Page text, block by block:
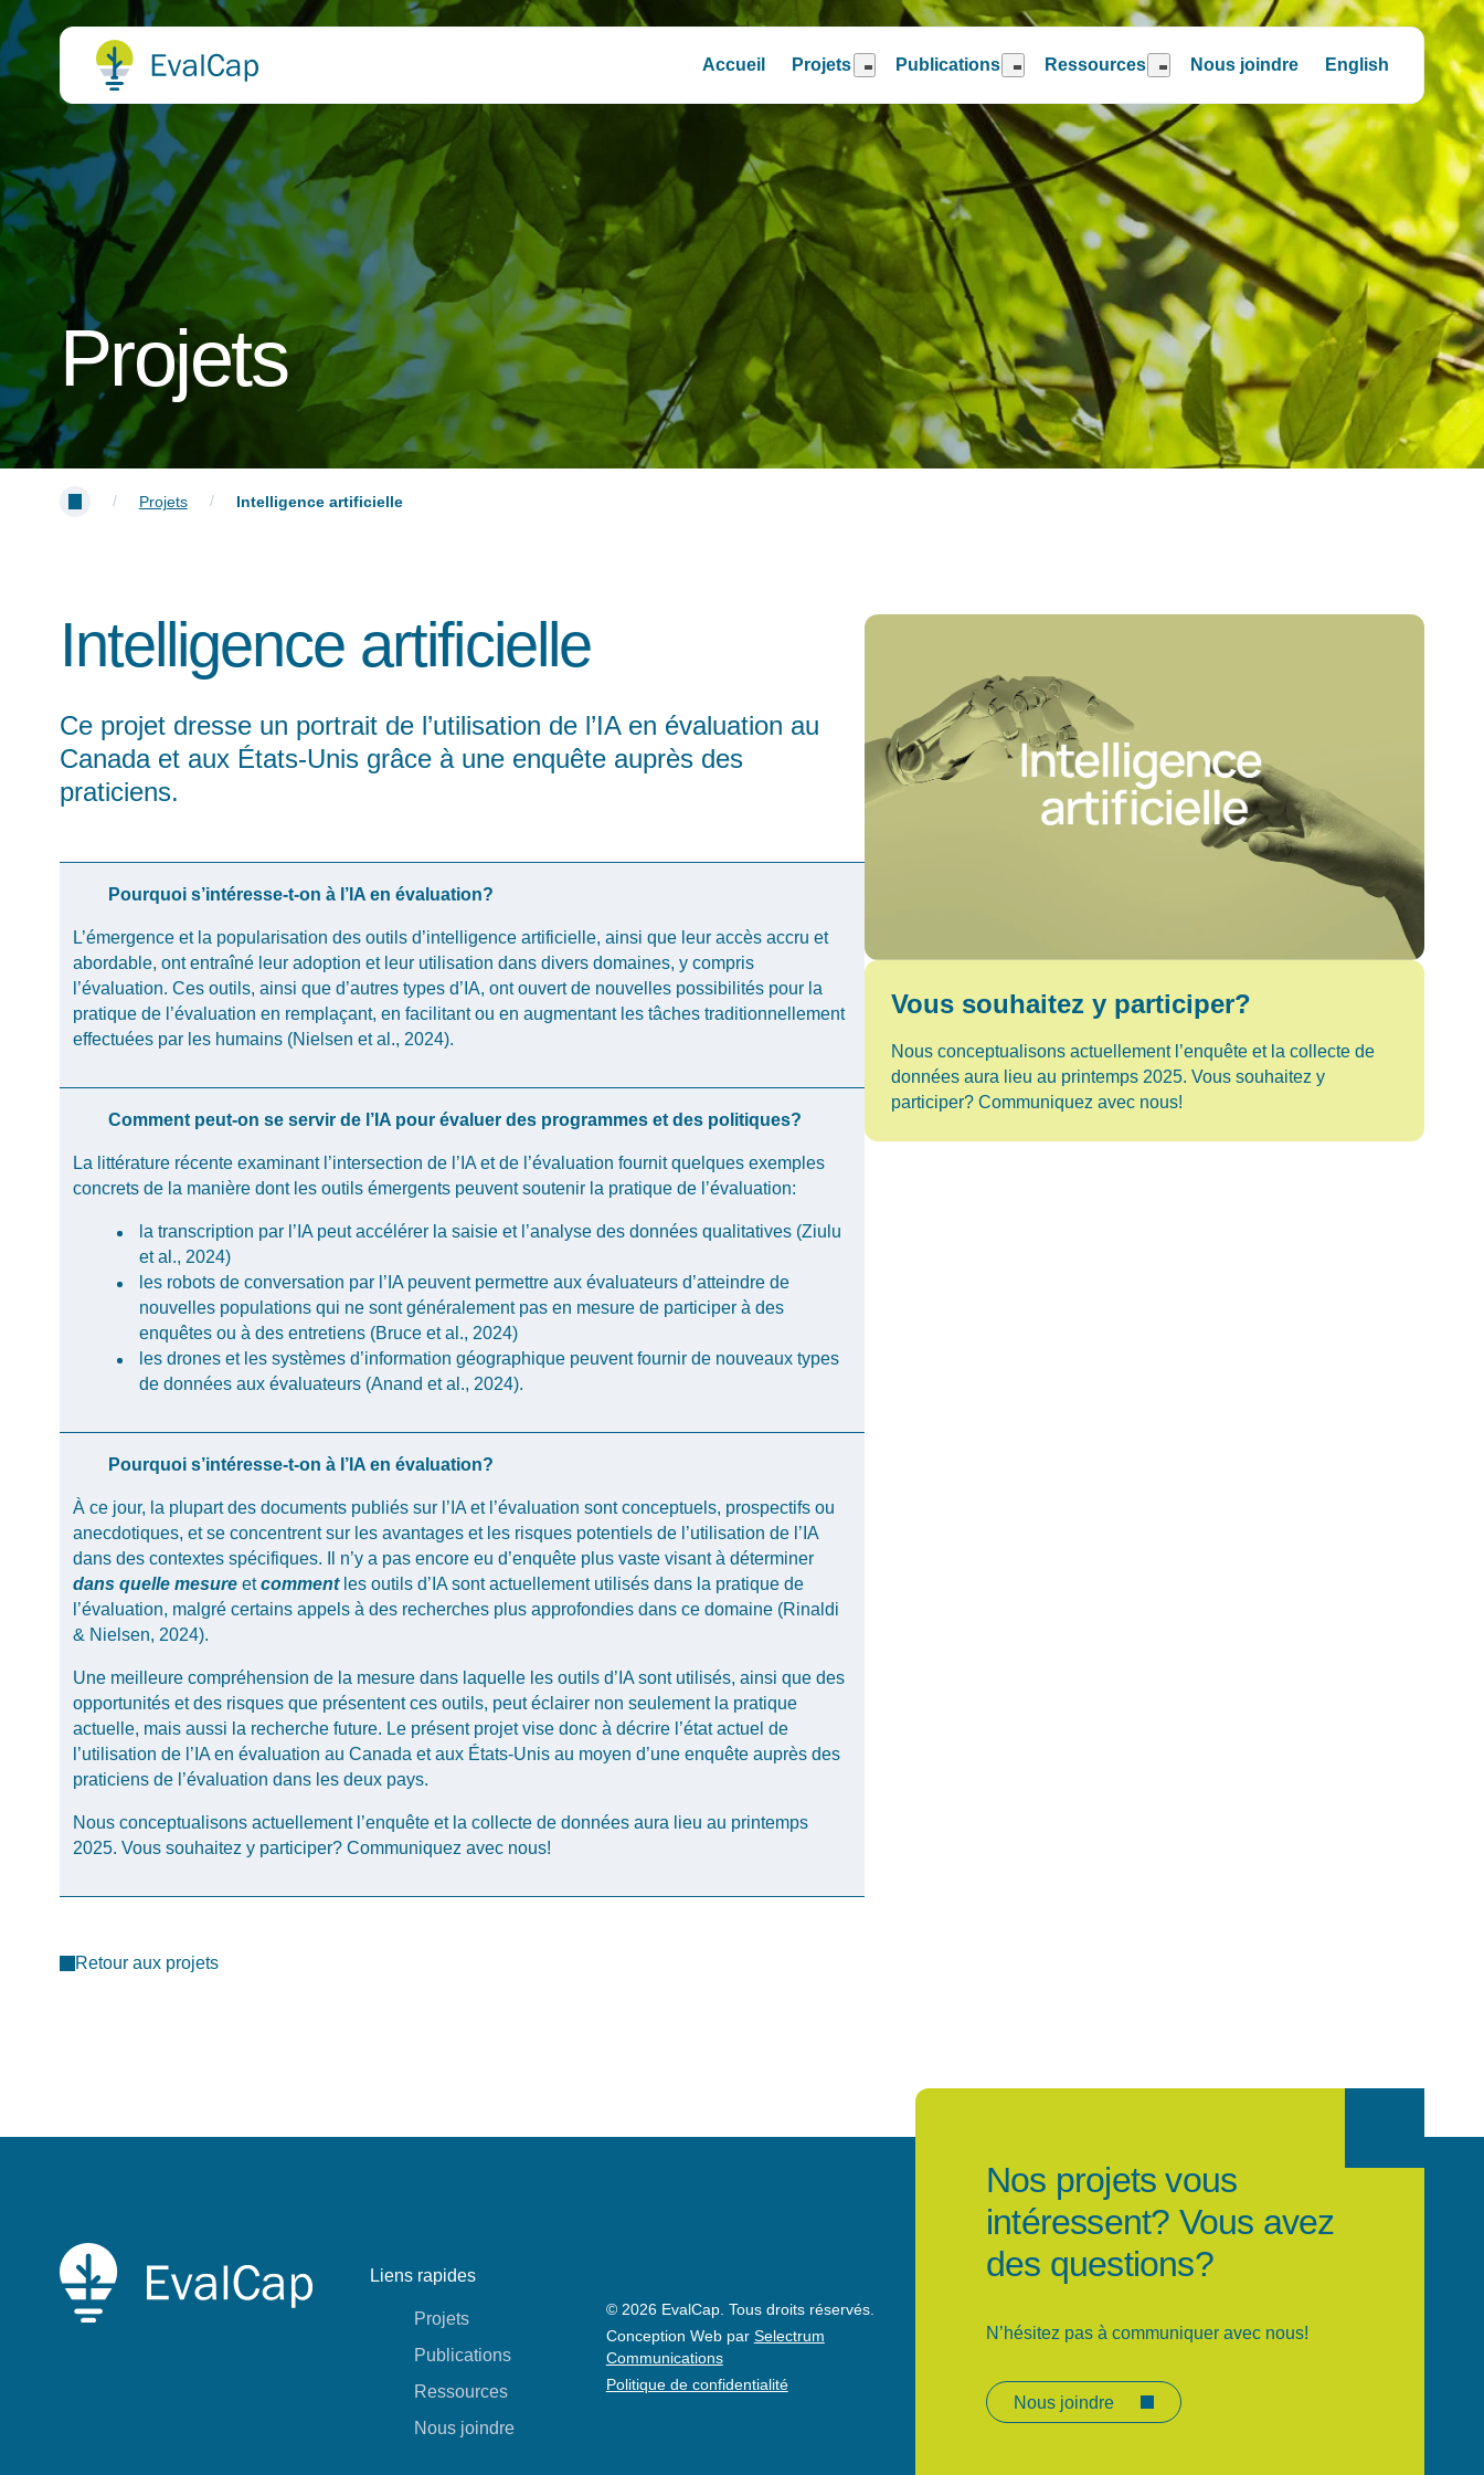
Accueil Projets Publications Ressources Nous joindre English
Projets
/ Projets / Intelligence artificielle
Intelligence artificielle
Ce projet dresse un portrait de l’utilisation de l’IA en évaluation au
Canada et aux États-Unis grâce à une enquête auprès des
praticiens.
Pourquoi s’intéresse-t-on à l’IA en évaluation?
L’émergenceet la popularisation des outils d’intelligence artificielle, ainsi que leur accès accru et
abordable, ont entraîné leuradoption et leurutilisation dans divers domaines, y compris
l’évaluation. Ces outils, ainsi que d’autrestypes d’IA, ont ouvertde nouvelles possibilitéspour la
pratique de l’évaluation en remplaçant, en facilitant ou en augmentantles tâches traditionnellement
effectuéespar les humains(Nielsen et al., 2024).
Comment peut-on se servir de l’IA pour évaluer des programmes et des politiques?
La littérature récente examinant l’intersection de l’IA et de l’évaluation fournit quelques exemples
concrets de la manière dont les outils émergents peuvent soutenir la pratique de l’évaluation:
la transcription par l’IA peut accélérer la saisie et l’analyse des données qualitatives (Ziulu
et al., 2024)
les robots de conversation par l’IA peuvent permettre aux évaluateurs d’atteindre de
nouvelles populations qui ne sont généralement pas en mesure de participer à des
enquêtes ou à des entretiens (Bruce et al., 2024)
les drones et les systèmes d’information géographique peuvent fournir de nouveaux types
de données aux évaluateurs (Anand et al., 2024).
Pourquoi s’intéresse-t-on à l’IA en évaluation?
À ce jour, la plupart des documents publiés sur l’IA et l’évaluation sont conceptuels, prospectifs ou
anecdotiques, et se concentrent sur les avantages et les risques potentiels de l’utilisation de l’IA
dans des contextes spécifiques. Il n’y a pas encore eu d’enquête plus vaste visant à déterminer
dans quelle mesureetcommentles outils d’IA sont actuellement utilisés dans la pratique de
l’évaluation, malgré certains appels à des recherches plus approfondies dans ce domaine (Rinaldi
& Nielsen, 2024).
Une meilleure compréhension de la mesure dans laquelle les outils d’IA sont utilisés, ainsi que des
opportunités et des risques que présentent ces outils, peut éclairer non seulement la pratique
actuelle, mais aussi la recherche future. Le présent projet vise donc à décrire l’état actuel de
l’utilisation de l’IA en évaluation au Canada et aux États-Unis au moyen d’une enquête auprès des
praticiens de l’évaluation dans les deux pays.
Nous conceptualisons actuellement l’enquête et la collecte de données aura lieu au printemps
2025. Vous souhaitez y participer? Communiquez avec nous!
Vous souhaitez y participer?
Nous conceptualisons actuellement l’enquête et la collecte de
données aura lieu au printemps 2025. Vous souhaitez y
participer? Communiquez avec nous!
Retour aux projets
Nos projets vous
intéressent? Vous avez
des questions?
N’hésitez pas à communiquer avec nous!
Nous joindre
Liens rapides
Projets
Publications
Ressources
Nous joindre
© 2026 EvalCap. Tous droits réservés.
Conception Web par Selectrum
Communications
Politique de confidentialité